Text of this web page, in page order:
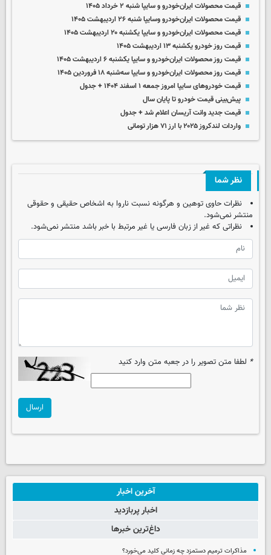
قیمت محصولات ایران‌خودرو و سایپا شنبه ۲ خرداد ۱۴۰۵
قیمت محصولات ایران‌خودرو وسایپا شنبه ۲۶ اردیبهشت ۱۴۰۵
قیمت محصولات ایران‌خودرو و سایپا یکشنبه ۲۰ اردیبهشت ۱۴۰۵
قیمت روز خودرو یکشنبه ۱۳ اردیبهشت ۱۴۰۵
قیمت روز محصولات ایران‌خودرو و سایپا یکشنبه ۶ اردیبهشت ۱۴۰۵
قیمت روز محصولات ایران‌خودرو و سایپا سه‌شنبه ۱۸ فروردین ۱۴۰۵
قیمت خودروهای سایپا امروز جمعه ۱ اسفند ۱۴۰۴ + جدول
پیش‌بینی قیمت خودرو تا پایان سال
قیمت جدید وانت آریسان اعلام شد + جدول
واردات لندکروز ۲۰۲۵ با ارز ۷۱ هزار تومانی
نظر شما
نظرات حاوی توهین و هرگونه نسبت ناروا به اشخاص حقیقی و حقوقی
منتشر نمی‌شود.
نظراتی که غیر از زبان فارسی یا غیر مرتبط با خبر باشد منتشر نمی‌شود.
* لطفا متن تصویر را در جعبه متن وارد کنید
ارسال
آخرین اخبار
اخبار پربازدید
داغ‌ترین خبرها
مذاکرات ترمیم دستمزد چه زمانی کلید می‌خورد؟